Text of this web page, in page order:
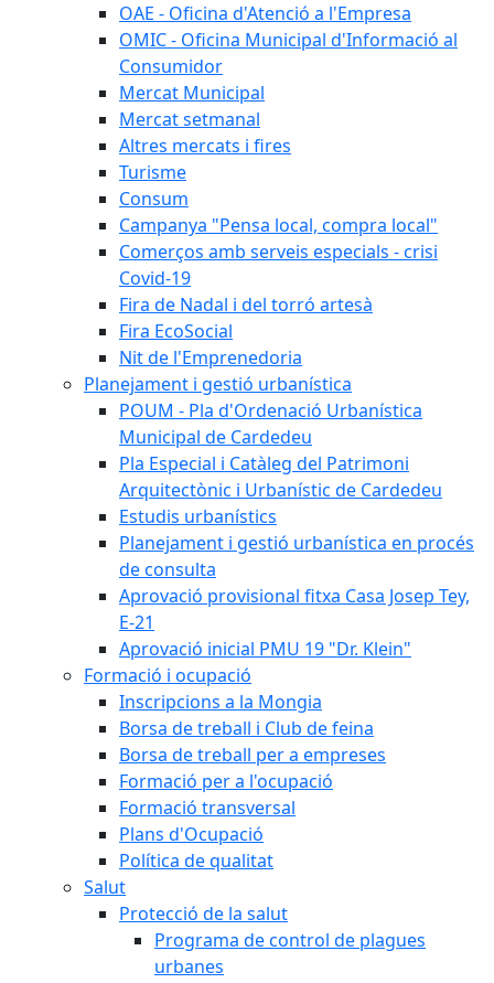
OAE - Oficina d'Atenció a l'Empresa
OMIC - Oficina Municipal d'Informació al
Consumidor
Mercat Municipal
Mercat setmanal
Altres mercats i fires
Turisme
Consum
Campanya "Pensa local, compra local"
Comerços amb serveis especials - crisi
Covid-19
Fira de Nadal i del torró artesà
Fira EcoSocial
Nit de l'Emprenedoria
Planejament i gestió urbanística
POUM - Pla d'Ordenació Urbanística
Municipal de Cardedeu
Pla Especial i Catàleg del Patrimoni
Arquitectònic i Urbanístic de Cardedeu
Estudis urbanístics
Planejament i gestió urbanística en procés
de consulta
Aprovació provisional fitxa Casa Josep Tey,
E-21
Aprovació inicial PMU 19 "Dr. Klein"
Formació i ocupació
Inscripcions a la Mongia
Borsa de treball i Club de feina
Borsa de treball per a empreses
Formació per a l'ocupació
Formació transversal
Plans d'Ocupació
Política de qualitat
Salut
Protecció de la salut
Programa de control de plagues
urbanes